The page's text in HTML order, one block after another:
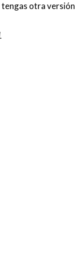
tengas otra versión
.